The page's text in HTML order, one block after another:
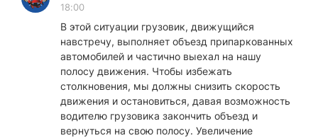
18:00
В этой ситуации грузовик, движущийся
навстречу, выполняет объезд припаркованных
автомобилей и частично выехал на нашу
полосу движения. Чтобы избежать
столкновения, мы должны снизить скорость
движения и остановиться, давая возможность
водителю грузовика закончить объезд и
вернуться на свою полосу. Увеличение